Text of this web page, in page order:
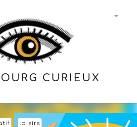
CURIEUX
loisirs